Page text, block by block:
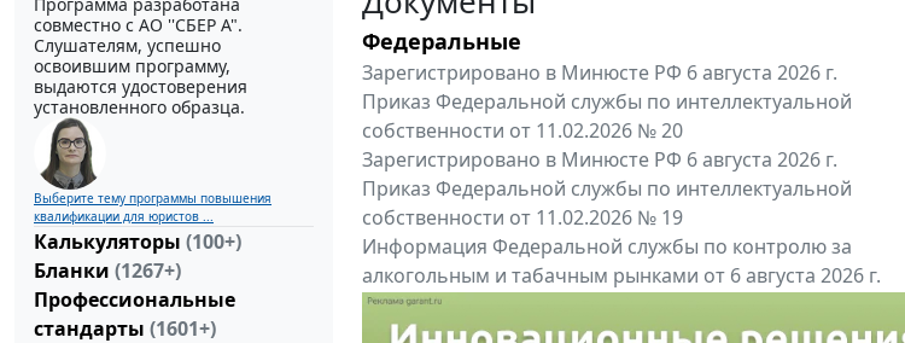
совместно с АО ''СБЕР А".
Слушателям, успешно
освоившим программу,
выдаются удостоверения
установленного образца.
Выберите тему программы повышения
квалификации для юристов ...
Калькуляторы (100+)
Бланки (1267+)
Профессиональные
стандарты (1601+)
Федеральные
Зарегистрировано в Минюсте РФ 6 августа 2026 г.
Приказ Федеральной службы по интеллектуальной
собственности от 11.02.2026 № 20
Зарегистрировано в Минюсте РФ 6 августа 2026 г.
Приказ Федеральной службы по интеллектуальной
собственности от 11.02.2026 № 19
Информация Федеральной службы по контролю за
алкогольным и табачным рынками от 6 августа 2026 г.
"Вниманию производителей и импортёров алкогольной...
Все федеральные документы